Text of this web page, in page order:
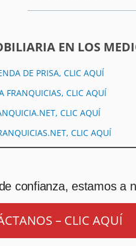
EN LOS
DE PRISA, CLIC AQUÍ
FRANQUICIAS, CLIC AQUÍ
CLIC AQUÍ
CLIC AQUÍ
confianza, estamos a
– CLIC AQUÍ